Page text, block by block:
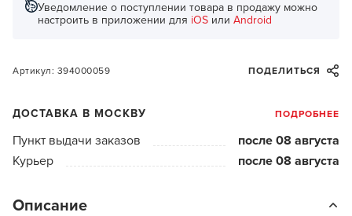
Уведомление о поступлении товара в продажу можно
настроить в приложении для iOS или Android
Артикул: 394000059 ПОДЕЛИТЬСЯ
ДОСТАВКА В МОСКВУ ПОДРОБНЕЕ
Пункт выдачи заказов
после 08 августа
Курьер
после 08 августа
Описание